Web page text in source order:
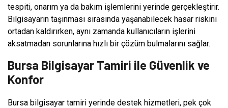
tespiti, onarım ya da bakım işlemlerini yerinde gerçekleştirir.
Bilgisayarın taşınması sırasında yaşanabilecek hasar riskini
ortadan kaldırırken, aynı zamanda kullanıcıların işlerini
aksatmadan sorunlarına hızlı bir çözüm bulmalarını sağlar.
Bursa Bilgisayar Tamiri ile Güvenlik ve
Konfor
Bursa bilgisayar tamiri yerinde destek hizmetleri, pek çok